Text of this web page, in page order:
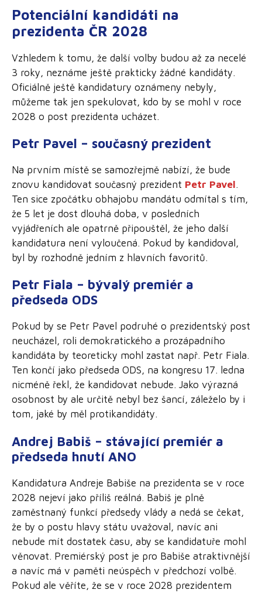
Potenciální kandidáti na
prezidenta ČR 2028
Vzhledem k tomu, že další volby budou až za necelé
3 roky, neznáme ještě prakticky žádné kandidáty.
Oficiálně ještě kandidatury oznámeny nebyly,
můžeme tak jen spekulovat, kdo by se mohl v roce
2028 o post prezidenta ucházet.
Petr Pavel – současný prezident
Na prvním místě se samozřejmě nabízí, že bude
znovu kandidovat současný prezident Petr Pavel.
Ten sice zpočátku obhajobu mandátu odmítal s tím,
že 5 let je dost dlouhá doba, v posledních
vyjádřeních ale opatrně připouštěl, že jeho další
kandidatura není vyloučená. Pokud by kandidoval,
byl by rozhodně jedním z hlavních favoritů.
Petr Fiala – bývalý premiér a
předseda ODS
Pokud by se Petr Pavel podruhé o prezidentský post
neucházel, roli demokratického a prozápadního
kandidáta by teoreticky mohl zastat např. Petr Fiala.
Ten končí jako předseda ODS, na kongresu 17. ledna
nicméně řekl, že kandidovat nebude. Jako výrazná
osobnost by ale určitě nebyl bez šancí, záleželo by i
tom, jaké by měl protikandidáty.
Andrej Babiš – stávající premiér a
předseda hnutí ANO
Kandidatura Andreje Babiše na prezidenta se v roce
2028 nejeví jako příliš reálná. Babiš je plně
zaměstnaný funkcí předsedy vlády a nedá se čekat,
že by o postu hlavy státu uvažoval, navíc ani
nebude mít dostatek času, aby se kandidatuře mohl
věnovat. Premiérský post je pro Babiše atraktivnější
a navíc má v paměti neúspěch v předchozí volbě.
Pokud ale věříte, že se v roce 2028 prezidentem